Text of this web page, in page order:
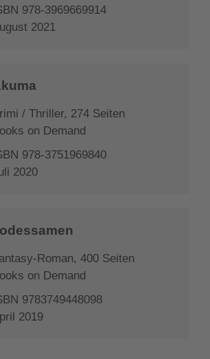
978-3969669914
2021
/ Thriller, 274 Seiten
on Demand
978-3751969840
2020
Roman, 400 Seiten
on Demand
9783749448098
2019